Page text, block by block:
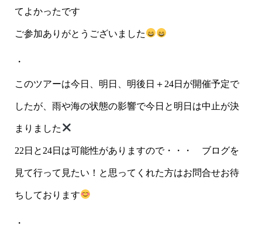
てよかったです
ご参加ありがとうございました
・
このツアーは今日、明日、明後日＋24日が開催予定で
したが、雨や海の状態の影響で今日と明日は中止が決
まりました
22日と24日は可能性がありますので・・・ ブログを
見て行って見たい！と思ってくれた方はお問合せお待
ちしております
・